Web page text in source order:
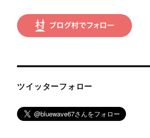
ツイッターフォロー